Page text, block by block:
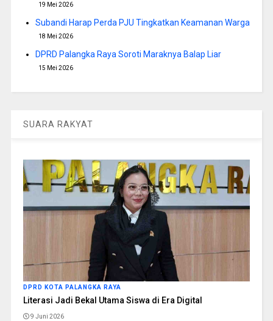
19 Mei 2026
Subandi Harap Perda PJU Tingkatkan Keamanan Warga
18 Mei 2026
DPRD Palangka Raya Soroti Maraknya Balap Liar
15 Mei 2026
SUARA RAKYAT
DPRD KOTA PALANGKA RAYA
Literasi Jadi Bekal Utama Siswa di Era Digital
9 Juni 2026